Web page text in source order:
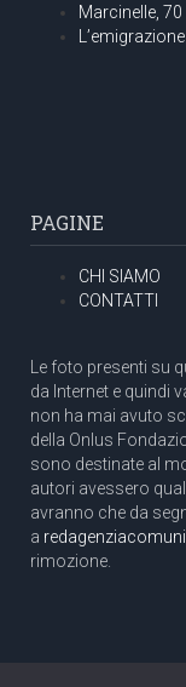
Marcinelle,
PAGINE
CHI SIAMO
CONTATTI
Le foto presenti su
da Internet e quindi
non ha mai avuto
della Onlus
sono destinate al
autori avessero
avranno che da
a
rimozione.